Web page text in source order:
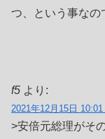
つ、という事なの
f5 より:
2021年12月15日 10:01
>安倍元総理がそ